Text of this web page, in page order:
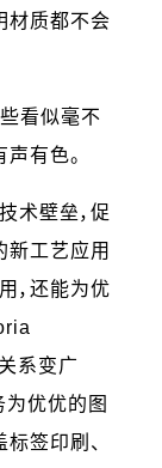
材质都不会
看似毫不
有色。
术壁垒，促
新工艺应用
，还能为优
系变广
为优优的图
签印刷、